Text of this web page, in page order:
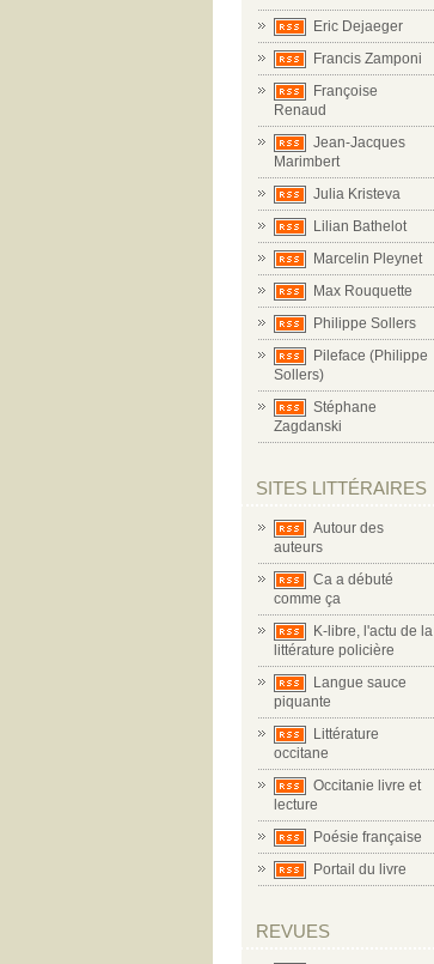
Eric Dejaeger
Francis Zamponi
Françoise
Renaud
Jean-Jacques
Marimbert
Julia Kristeva
Lilian Bathelot
Marcelin Pleynet
Max Rouquette
Philippe Sollers
Pileface (Philippe
Sollers)
Stéphane
Zagdanski
SITES LITTÉRAIRES
Autour des
auteurs
Ca a débuté
comme ça
K-libre, l'actu de la
littérature policière
Langue sauce
piquante
Littérature
occitane
Occitanie livre et
lecture
Poésie française
Portail du livre
REVUES